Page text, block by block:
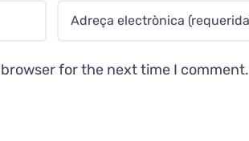
for the next time I comment.